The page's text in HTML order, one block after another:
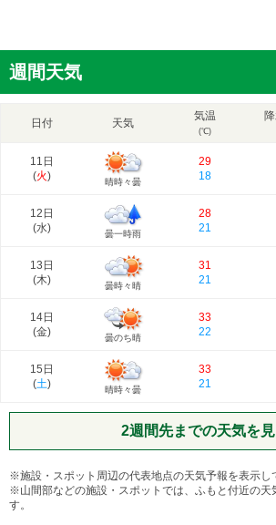
週間天気
日付 天気
気温
(℃)
11日
(火) 晴時々曇
29
18
12日
(水) 曇一時雨
28
21
13日
(木) 曇時々晴
31
21
14日
(金) 曇のち晴
33
22
15日
(土) 晴時々曇
33
21
2週間先までの天気を
※施設・スポット周辺の代表地点の天気予報を表示し
※山間部などの施設・スポットでは、ふもと付近の天
す。